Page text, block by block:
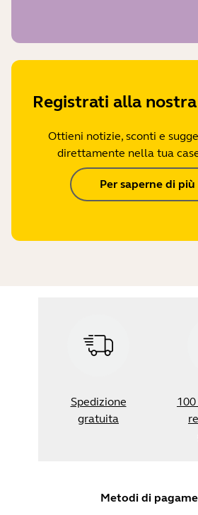
Registrati alla
Ottieni notizie, sconti e
direttamente nella tua
Per saperne di più
Spedizione
gratuita
Metodi di